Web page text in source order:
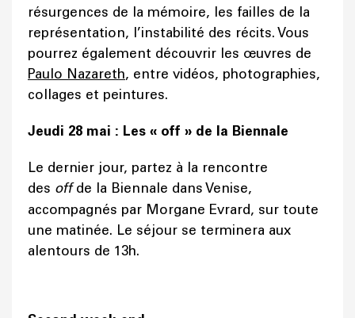
résurgences de la mémoire, les failles de la
représentation, l’instabilité des récits. Vous
pourrez également découvrir les œuvres de
Paulo Nazareth, entre vidéos, photographies,
collages et peintures.
Jeudi 28 mai : Les « off » de la Biennale
Le dernier jour, partez à la rencontre
des offde la Biennale dans Venise,
accompagnés par Morgane Evrard, sur toute
une matinée. Le séjour se terminera aux
alentours de 13h.